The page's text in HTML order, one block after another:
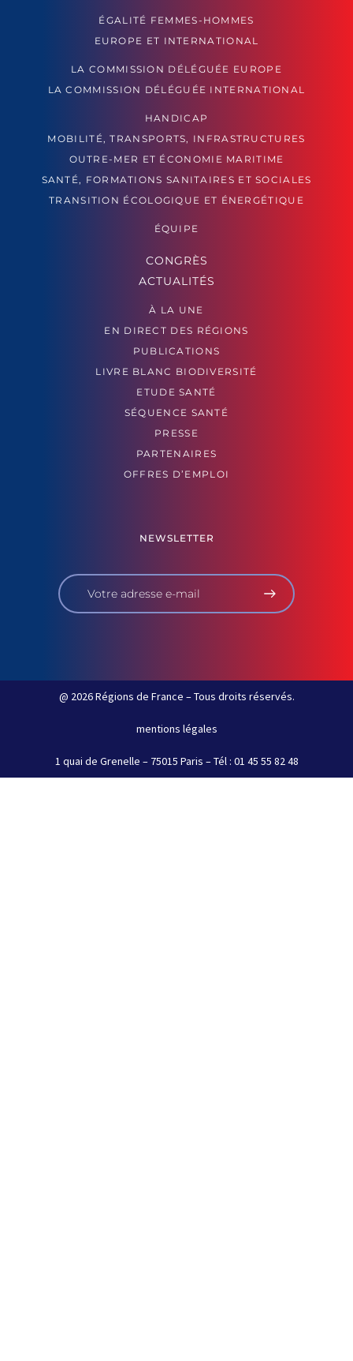
ÉGALITÉ FEMMES-HOMMES
EUROPE ET INTERNATIONAL
LA COMMISSION DÉLÉGUÉE EUROPE
LA COMMISSION DÉLÉGUÉE INTERNATIONAL
HANDICAP
MOBILITÉ, TRANSPORTS, INFRASTRUCTURES
OUTRE-MER ET ÉCONOMIE MARITIME
SANTÉ, FORMATIONS SANITAIRES ET SOCIALES
TRANSITION ÉCOLOGIQUE ET ÉNERGÉTIQUE
ÉQUIPE
CONGRÈS
ACTUALITÉS
À LA UNE
EN DIRECT DES RÉGIONS
PUBLICATIONS
LIVRE BLANC BIODIVERSITÉ
ETUDE SANTÉ
SÉQUENCE SANTÉ
PRESSE
PARTENAIRES
OFFRES D’EMPLOI
NEWSLETTER
@ 2026 Régions de France – Tous droits réservés.
mentions légales
1 quai de Grenelle – 75015 Paris – Tél : 01 45 55 82 48